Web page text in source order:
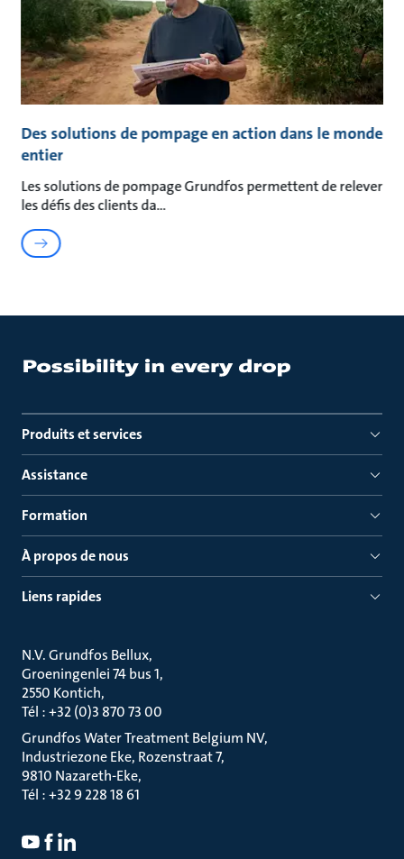
Des solutions de pompage en action dans le monde
entier
Les solutions de pompage Grundfos permettent de relever
les défis des clients da
Produits et services
Assistance
Formation
À propos de nous
Liens rapides
N.V. Grundfos Bellux
Groeningenlei 74 bus 1
2550 Kontich
Tél : +32 (0)3 870 73 00
Grundfos Water Treatment Belgium NV
Industriezone Eke, Rozenstraat 7
9810 Nazareth-Eke
Tél : +32 9 228 18 61